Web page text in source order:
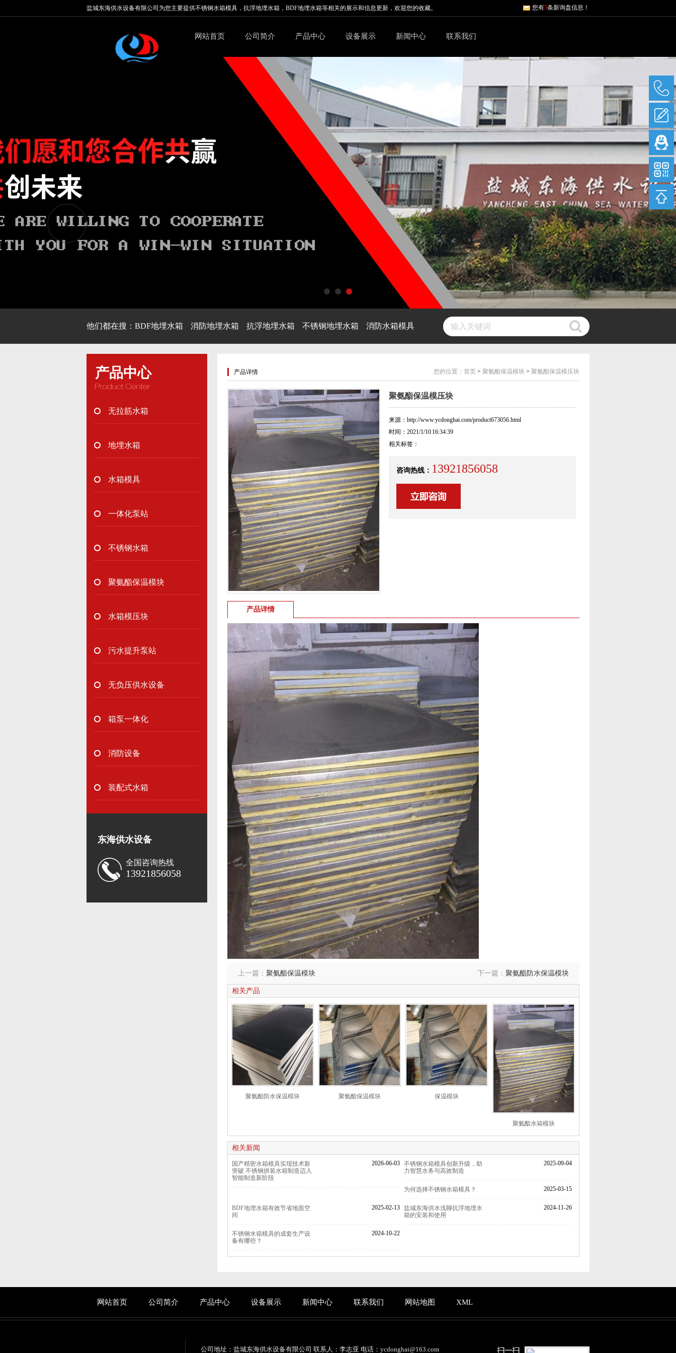
盐城东海供水设备有限公司为您主要提供不锈钢水箱模具 ，抗浮地埋水箱，BDF地埋水箱等相关的展示和信息更新，欢迎您的收藏。 您有3条新询盘信息！
网站首页 公司简介 产品中心 设备展示 新闻中心 联系我们
1 2
他们都在搜： BDF地埋水箱 消防地埋水箱 抗浮地埋水箱 不锈钢地埋水箱 消防水箱模具
产品中心
无拉筋水箱
地埋水箱
水箱模具
一体化泵站
不锈钢水箱
聚氨酯保温模块
水箱模压块
污水提升泵站
无负压供水设备
箱泵一体化
消防设备
装配式水箱
东海供水设备
全国咨询热线
13921856058
产品详情 您的位置： 首页 > 聚氨酯保温模块 > 聚氨酯保温模压块
聚氨酯保温模压块
来源：http://www.ycdonghai.com/product673056.html
时间：2021/1/10 16:34:39
相关标签：
咨询热线： 13921856058
产品详情
上一篇： 聚氨酯保温模块 下一篇： 聚氨酯防水保温模块
相关产品
聚氨酯防水保温模块 聚氨酯保温模块 保温模块
聚氨酯水箱模块
相关新闻
国产精密水箱模具实现技术新
突破 不锈钢拼装水箱制造迈入
智能制造新阶段
2026-06-03 不锈钢水箱模具创新升级，助
力智慧水务与高效制造
2025-09-04
为何选择不锈钢水箱模具？‌ 2025-03-15
BDF地埋水箱有效节省地面空
间
2025-02-13 盐城东海供水浅聊抗浮地埋水
箱的安装和使用
2024-11-26
不锈钢水箱模具的成套生产设
备有哪些？
2024-10-22
网站首页 公司简介 产品中心 设备展示 新闻中心 联系我们 网站地图 XML
公司地址：盐城东海供水设备有限公司 联系人：李志亚 电话：ycdonghai@163.com
AI客服